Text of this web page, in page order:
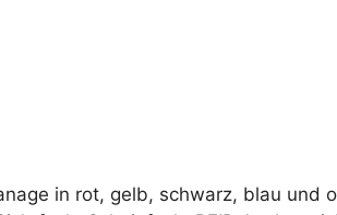
in rot, gelb, schwarz, blau und